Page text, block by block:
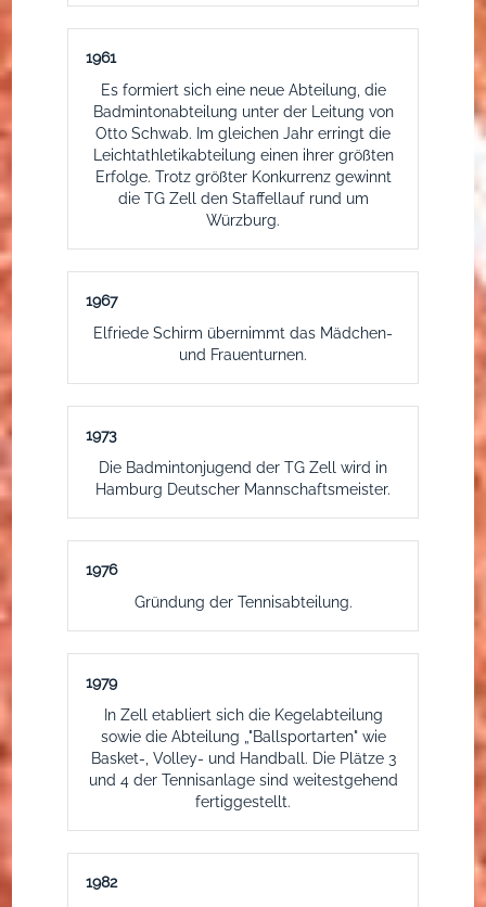
1961
Es formiert sich eine neue Abteilung, die
Badmintonabteilung unter der Leitung von
Otto Schwab. Im gleichen Jahr erringt die
Leichtathletikabteilung einen ihrer größten
Erfolge. Trotz größter Konkurrenz gewinnt
die TG Zell den Staffellauf rund um
Würzburg.
1967
Elfriede Schirm übernimmt das Mädchen-
und Frauenturnen.
1973
Die Badmintonjugend der TG Zell wird in
Hamburg Deutscher Mannschaftsmeister.
1976
Gründung der Tennisabteilung.
1979
In Zell etabliert sich die Kegelabteilung
sowie die Abteilung „"Ballsportarten" wie
Basket-, Volley- und Handball. Die Plätze 3
und 4 der Tennisanlage sind weitestgehend
fertiggestellt.
1982